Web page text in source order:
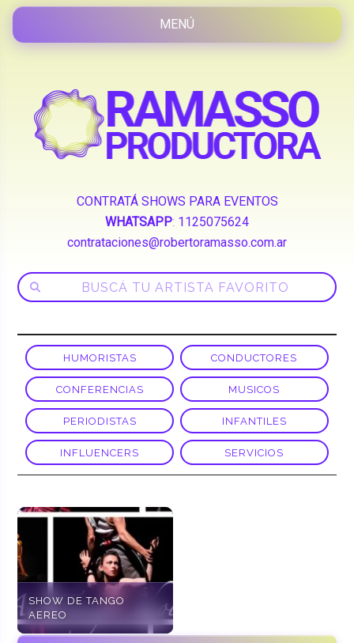
CONTRATÁ SHOWS PARA EVENTOS
WHATSAPP: 1125075624
contrataciones@robertoramasso.com.ar
HUMORISTAS CONDUCTORES
CONFERENCIAS MUSICOS
PERIODISTAS INFANTILES
INFLUENCERS SERVICIOS
SHOW DE TANGO
AEREO